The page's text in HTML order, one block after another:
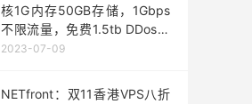
核1G内存50GB存储，1Gbps
不限流量，免费1.5tb DDos防
护，年付仅7.75美元
2023-07-09
NETfront：双11香港VPS八折